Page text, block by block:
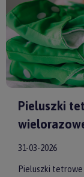
Pieluszki
31-03-2026
Pieluszki